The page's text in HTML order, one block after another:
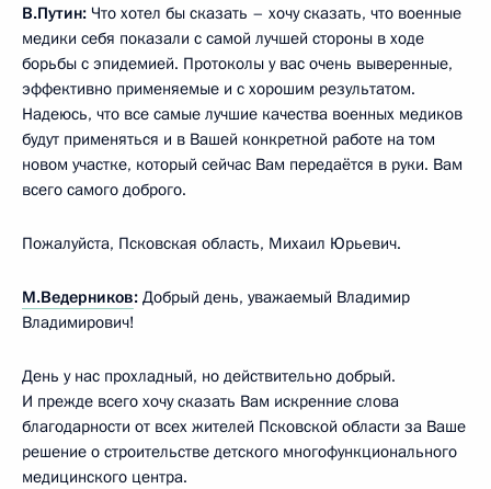
В.Путин: Что хотел бы сказать – хочу сказать, что военные
медики себя показали с самой лучшей стороны в ходе
борьбы с эпидемией. Протоколы у вас очень выверенные,
эффективно применяемые и с хорошим результатом.
Надеюсь, что все самые лучшие качества военных медиков
будут применяться и в Вашей конкретной работе на том
новом участке, который сейчас Вам передаётся в руки. Вам
всего самого доброго.
Пожалуйста, Псковская область, Михаил Юрьевич.
М.Ведерников: Добрый день, уважаемый Владимир
Владимирович!
День у нас прохладный, но действительно добрый.
И прежде всего хочу сказать Вам искренние слова
благодарности от всех жителей Псковской области за Ваше
решение о строительстве детского многофункционального
медицинского центра.